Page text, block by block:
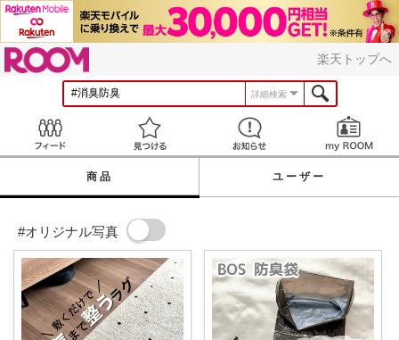
楽天トップへ
詳細検索
見つける お知らせ
商品 ユーザー
#オリジナル写真